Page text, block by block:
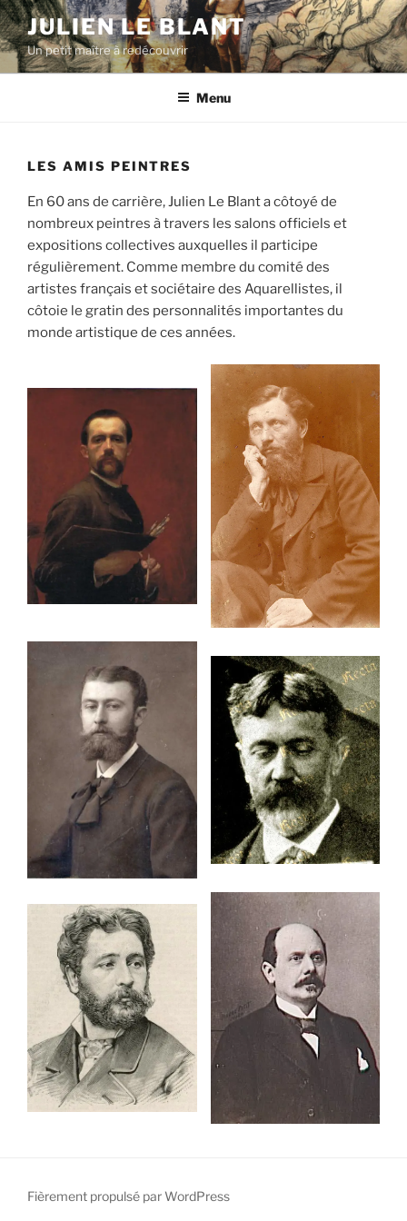
Aller
au
contenu
principal
JULIEN LE BLANT
Un petit maître à redécouvrir
Menu
LES AMIS PEINTRES
En 60 ans de carrière, Julien Le Blant a côtoyé de
nombreux peintres à travers les salons officiels et
expositions collectives auxquelles il participe
régulièrement. Comme membre du comité des
artistes français et sociétaire des Aquarellistes, il
côtoie le gratin des personnalités importantes du
monde artistique de ces années.
Fièrement propulsé par WordPress